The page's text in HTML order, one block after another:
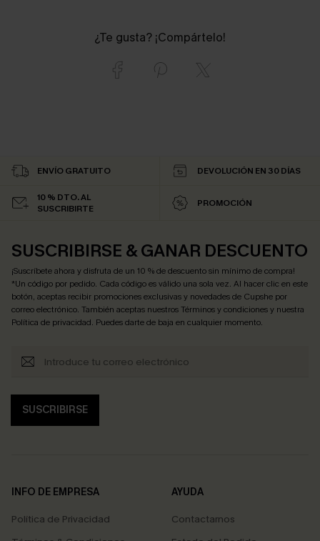
¿Te gusta? ¡Compártelo!
ENVÍO GRATUITO DEVOLUCIÓN EN 30 DÍAS
10 % DTO. AL
SUSCRIBIRTE
PROMOCIÓN
SUSCRIBIRSE & GANAR DESCUENTO
¡Suscríbete ahora y disfruta de un 10 % de descuento sin mínimo de compra!
*Un código por pedido. Cada código es válido una sola vez. Al hacer clic en este
botón, aceptas recibir promociones exclusivas y novedades de Cupshe por
correo electrónico. También aceptas nuestrosTérminos y condicionesy nuestra
Política de privacidad. Puedes darte de baja en cualquier momento.
SUSCRIBIRSE
INFO DE EMPRESA
Política de Privacidad
AYUDA
Contactarnos